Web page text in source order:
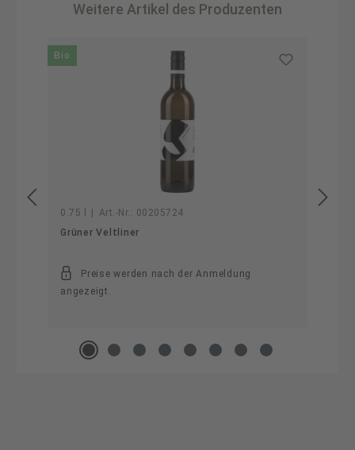
Weitere Artikel des Produzenten
Produktgalerie überspringen
Bio
0.75 l Art.-Nr.: 00205724
Grüner Veltliner
Preise werden nach der Anmeldung
angezeigt.